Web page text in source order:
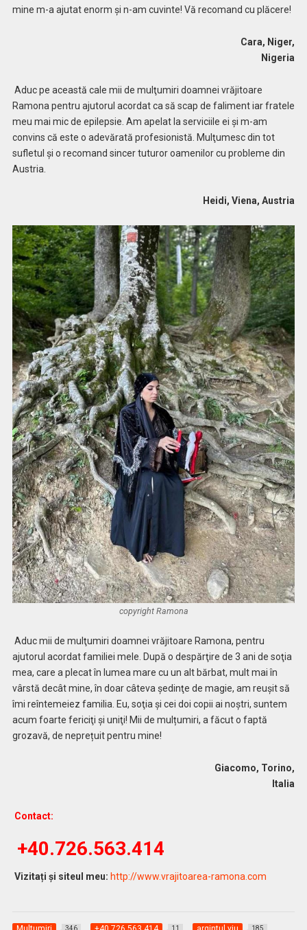
mine m-a ajutat enorm și n-am cuvinte! Vă recomand cu plăcere!
Cara, Niger,
Nigeria
Aduc pe această cale mii de mulţumiri doamnei vrăjitoare
Ramona pentru ajutorul acordat ca să scap de faliment iar fratele
meu mai mic de epilepsie. Am apelat la serviciile ei şi m-am
convins că este o adevărată profesionistă. Mulţumesc din tot
sufletul şi o recomand sincer tuturor oamenilor cu probleme din
Austria.
Heidi, Viena, Austria
copyright Ramona
Aduc mii de mulţumiri doamnei vrăjitoare Ramona, pentru
ajutorul acordat familiei mele. După o despărţire de 3 ani de soţia
mea, care a plecat în lumea mare cu un alt bărbat, mult mai în
vârstă decât mine, în doar câteva şedinţe de magie, am reuşit să
îmi reîntemeiez familia. Eu, soţia şi cei doi copii ai noştri, suntem
acum foarte fericiţi şi uniţi! Mii de mulțumiri, a făcut o faptă
grozavă, de neprețuit pentru mine!
Giacomo, Torino,
Italia
Contact:
+40.726.563.414
Vizitați și siteul meu: http://www.vrajitoarea-ramona.com
346 11 185